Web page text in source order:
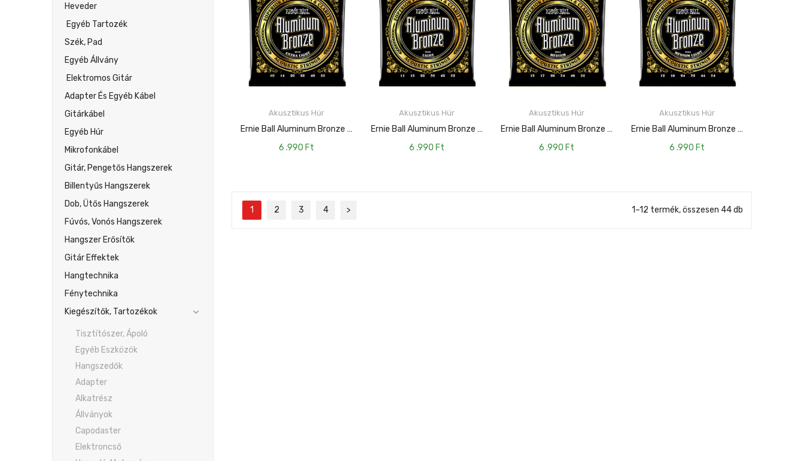
Heveder
Egyéb Tartozék
Szék, Pad
Egyéb Állvány
Elektromos Gitár
Adapter És Egyéb Kábel
Gitárkábel
Egyéb Húr
Mikrofonkábel
Gitár, Pengetős Hangszerek
Billentyűs Hangszerek
Dob, Ütős Hangszerek
Fúvós, Vonós Hangszerek
Hangszer Erősítők
Gitár Effektek
Hangtechnika
Fénytechnika
Kiegészítők, Tartozékok
Tisztítószer, Ápoló
Egyéb Eszközök
Hangszedők
Adapter
Alkatrész
Állványok
Capodaster
Elektroncső
Akusztikus Húr
Ernie Ball Aluminum Bronze Extra Light 10-50
6 .990 Ft
Akusztikus Húr
Ernie Ball Aluminum Bronze Light 11-52
6 .990 Ft
Akusztikus Húr
Ernie Ball Aluminum Bronze Medium 13-56
6 .990 Ft
Akusztikus Húr
Ernie Ball Aluminum Bronze Medium Light 12-54
6 .990 Ft
1 2 3 4 > 1–12 termék, összesen 44 db